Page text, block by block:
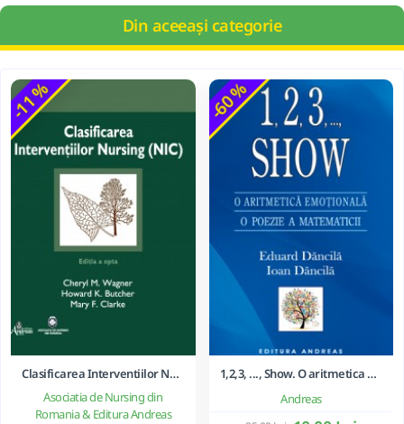
Din aceeași categorie
-11 %
Asociatia de Nursing din
Romania & Editura Andreas
Clasificarea Interventiilor Nursing (NIC)
-60 %
Andreas
1,2,3, ..., Show. O aritmetica emotionala, o poezie a matematicii - Ioan Dancila